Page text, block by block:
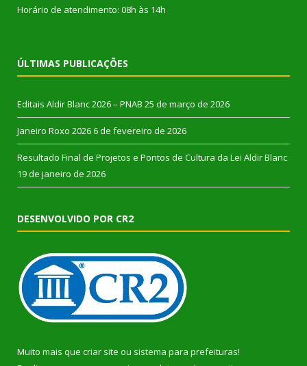
Horário de atendimento: 08h às 14h
ÚLTIMAS PUBLICAÇÕES
Editais Aldir Blanc 2026 – PNAB 25 de março de 2026
Janeiro Roxo 2026 6 de fevereiro de 2026
Resultado Final de Projetos e Pontos de Cultura da Lei Aldir Blanc
19 de janeiro de 2026
DESENVOLVIDO POR CR2
Muito mais que criar site ou sistema para prefeituras!